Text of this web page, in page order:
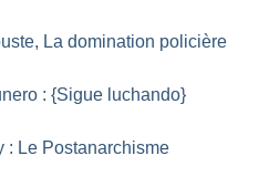
La domination policière
: {Sigue luchando}
: Le Postanarchisme